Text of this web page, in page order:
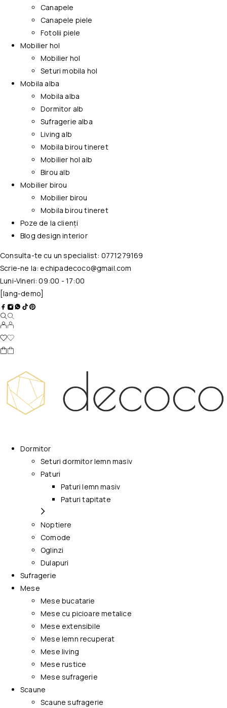
Canapele
Canapele piele
Fotolii piele
Mobilier hol
Mobilier hol
Seturi mobila hol
Mobila alba
Mobila alba
Dormitor alb
Sufragerie alba
Living alb
Mobila birou tineret
Mobilier hol alb
Birou alb
Mobilier birou
Mobilier birou
Mobila birou tineret
Poze de la clienți
Blog design interior
Consulta-te cu un specialist: 0771279169
Scrie-ne la:echipadecoco@gmail.com
Luni-Vineri: 09:00 - 17:00
[lang-demo]
Dormitor
Seturi dormitor lemn masiv
Paturi
Paturi lemn masiv
Paturi tapitate
Noptiere
Comode
Oglinzi
Dulapuri
Sufragerie
Mese
Mese bucatarie
Mese cu picioare metalice
Mese extensibile
Mese lemn recuperat
Mese living
Mese rustice
Mese sufragerie
Scaune
Scaune sufragerie